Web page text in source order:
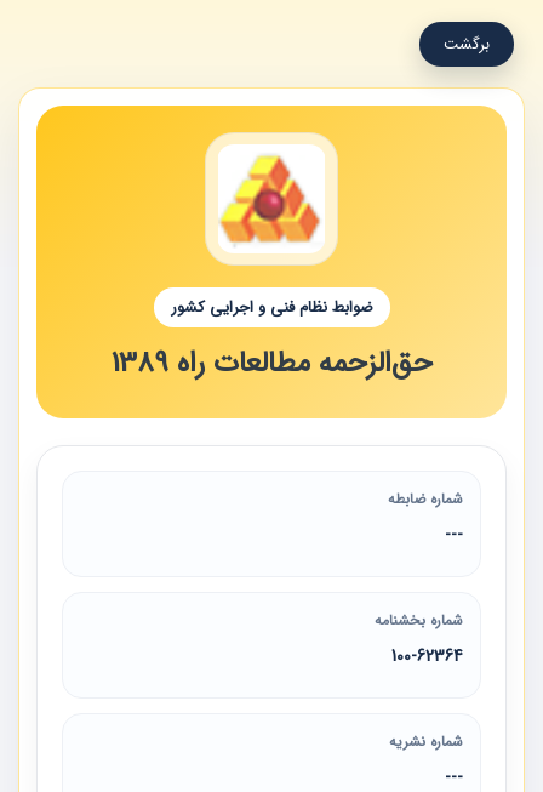
برگشت
ضوابط نظام فنی و اجرایی کشور
حق‌الزحمه مطالعات راه 1389
شماره ضابطه
---
شماره بخشنامه
100-62364
شماره نشریه
---